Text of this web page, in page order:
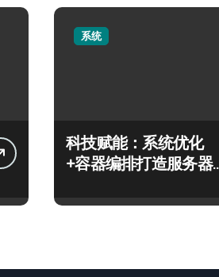
系统
科技赋能：系统优化
+容器编排打造服务器